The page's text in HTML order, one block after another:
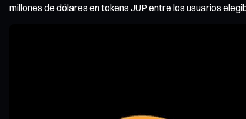
millones de dólares en tokens JUP entre los usuarios